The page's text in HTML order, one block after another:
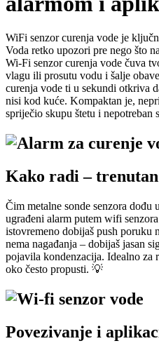
WiFi senzor curenja vode je
Voda retko upozori pre nego što
Wi‑Fi senzor curenja vode čuva
vlagu ili prosutu vodu i šalje
curenja vode ti u sekundi otkriva
nisi kod kuće. Kompaktan je,
spriječio skupu štetu i nepotreban
Kako radi –
Čim metalne sonde senzora dođu
ugrađeni alarm putem wifi
istovremeno dobijaš push poruku
nema nagađanja – dobijaš jasan
pojavila kondenzacija. Idealno za
oko često propusti. 💡
Povezivanje i